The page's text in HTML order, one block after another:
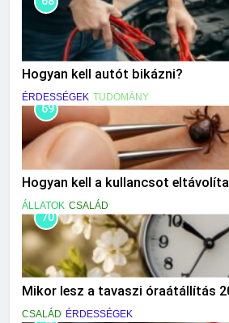
Hogyan kell autót bikázni?
ÉRDESSÉGEK TUDOMÁNY
69
Hogyan kell a kullancsot
ÁLLATOK CSALÁD
70
Mikor lesz a tavaszi óraátállítás
CSALÁD ÉRDESSÉGEK